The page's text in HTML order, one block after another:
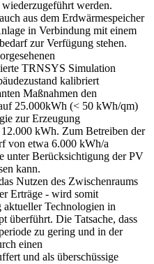
werden.
aus dem Erdwärmespeicher
in Verbindung mit einem
zur Verfügung stehen.
TRNSYS Simulation
kalibriert
Maßnahmen den
25.000kWh (< 50 kWh/qm)
zur Erzeugung
kWh. Zum Betreiben der
von etwa 6.000 kWh/a
unter Berücksichtigung der PV
kann.
Nutzen des Zwischenraums
Erträge - wird somit
aktueller Technologien in
überführt. Die Tatsache, dass
zu gering und in der
einen
und als überschüssige